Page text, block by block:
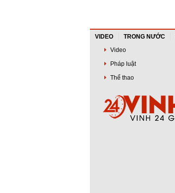
VIDEO TRONG NƯỚC
Video
Pháp luật
Thể thao